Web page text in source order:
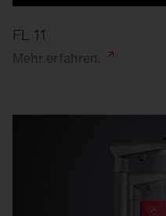
FL 11
Mehr erfahren.